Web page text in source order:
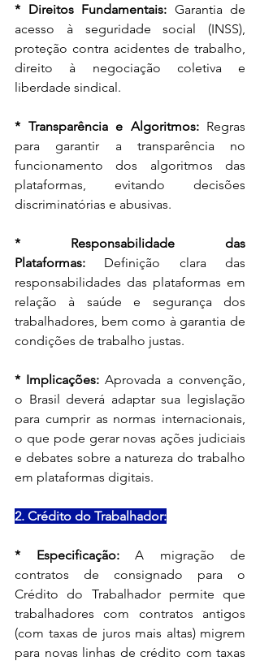
* Direitos Fundamentais: Garantia de
acesso à seguridade social (INSS),
proteção contra acidentes de trabalho,
direito à negociação coletiva e
liberdade sindical.
* Transparência e Algoritmos: Regras
para garantir a transparência no
funcionamento dos algoritmos das
plataformas, evitando decisões
discriminatórias e abusivas.
* Responsabilidade das
Plataformas: Definição clara das
responsabilidades das plataformas em
relação à saúde e segurança dos
trabalhadores, bem como à garantia de
condições de trabalho justas.
* Implicações: Aprovada a convenção,
o Brasil deverá adaptar sua legislação
para cumprir as normas internacionais,
o que pode gerar novas ações judiciais
e debates sobre a natureza do trabalho
em plataformas digitais.
2. Crédito do Trabalhador:
* Especificação: A migração de
contratos de consignado para o
Crédito do Trabalhador permite que
trabalhadores com contratos antigos
(com taxas de juros mais altas) migrem
para novas linhas de crédito com taxas